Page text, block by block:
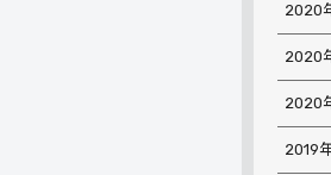
2020
2020
2020
2019